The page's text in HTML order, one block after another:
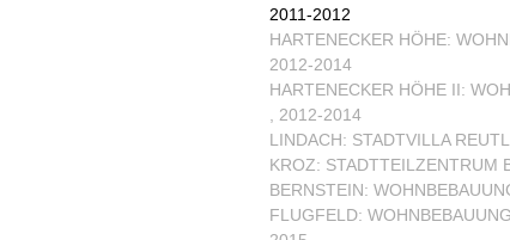
2011-2012
HARTENECKER HÖHE:
2012-2014
HARTENECKER HÖHE II:
, 2012-2014
LINDACH: STADTVILLA
KROZ: STADTTEILZENTRUM
BERNSTEIN:
FLUGFELD: